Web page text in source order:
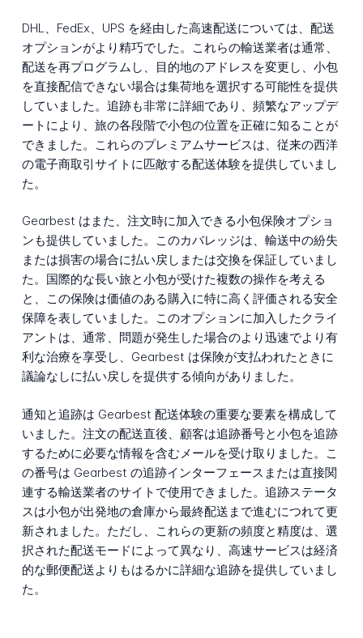
DHL、FedEx、UPS を経由した高速配送については、配送
オプションがより精巧でした。これらの輸送業者は通常、
配送を再プログラムし、目的地のアドレスを変更し、小包
を直接配信できない場合は集荷地を選択する可能性を提供
していました。追跡も非常に詳細であり、頻繁なアップデ
ートにより、旅の各段階で小包の位置を正確に知ることが
できました。これらのプレミアムサービスは、従来の西洋
の電子商取引サイトに匹敵する配送体験を提供していまし
た。
Gearbest はまた、注文時に加入できる小包保険オプショ
ンも提供していました。このカバレッジは、輸送中の紛失
または損害の場合に払い戻しまたは交換を保証していまし
た。国際的な長い旅と小包が受けた複数の操作を考える
と、この保険は価値のある購入に特に高く評価される安全
保障を表していました。このオプションに加入したクライ
アントは、通常、問題が発生した場合のより迅速でより有
利な治療を享受し、Gearbest は保険が支払われたときに
議論なしに払い戻しを提供する傾向がありました。
通知と追跡は Gearbest 配送体験の重要な要素を構成して
いました。注文の配送直後、顧客は追跡番号と小包を追跡
するために必要な情報を含むメールを受け取りました。こ
の番号は Gearbest の追跡インターフェースまたは直接関
連する輸送業者のサイトで使用できました。追跡ステータ
スは小包が出発地の倉庫から最終配送まで進むにつれて更
新されました。ただし、これらの更新の頻度と精度は、選
択された配送モードによって異なり、高速サービスは経済
的な郵便配送よりもはるかに詳細な追跡を提供していまし
た。